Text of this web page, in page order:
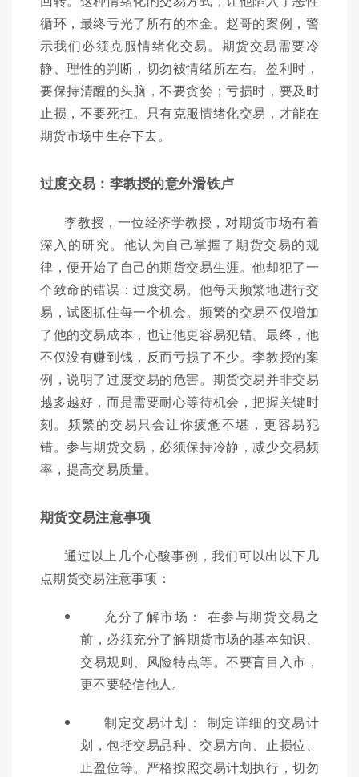
循环，最终亏光了所有的本金。赵哥的案例，警
示我们必须克服情绪化交易。期货交易需要冷
静、理性的判断，切勿被情绪所左右。盈利时，
要保持清醒的头脑，不要贪婪；亏损时，要及时
止损，不要死扛。只有克服情绪化交易，才能在
期货市场中生存下去。
过度交易：李教授的意外滑铁卢
李教授，一位经济学教授，对期货市场有着
深入的研究。他认为自己掌握了期货交易的规
律，便开始了自己的期货交易生涯。他却犯了一
个致命的错误：过度交易。他每天频繁地进行交
易，试图抓住每一个机会。频繁的交易不仅增加
了他的交易成本，也让他更容易犯错。最终，他
不仅没有赚到钱，反而亏损了不少。李教授的案
例，说明了过度交易的危害。期货交易并非交易
越多越好，而是需要耐心等待机会，把握关键时
刻。频繁的交易只会让你疲惫不堪，更容易犯
错。参与期货交易，必须保持冷静，减少交易频
率，提高交易质量。
期货交易注意事项
通过以上几个心酸事例，我们可以出以下几
点期货交易注意事项：
充分了解市场： 在参与期货交易之
前，必须充分了解期货市场的基本知识、
交易规则、风险特点等。不要盲目入市，
更不要轻信他人。
制定交易计划： 制定详细的交易计
划，包括交易品种、交易方向、止损位、
止盈位等。严格按照交易计划执行，切勿